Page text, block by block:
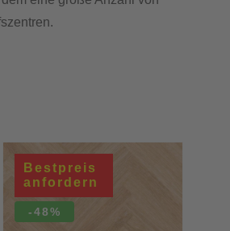
Bestpreis
anfordern
-48%